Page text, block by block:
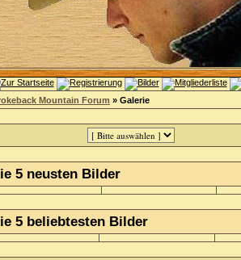
Mountain Forum » Galerie
5 neusten Bilder
5 beliebtesten Bilder